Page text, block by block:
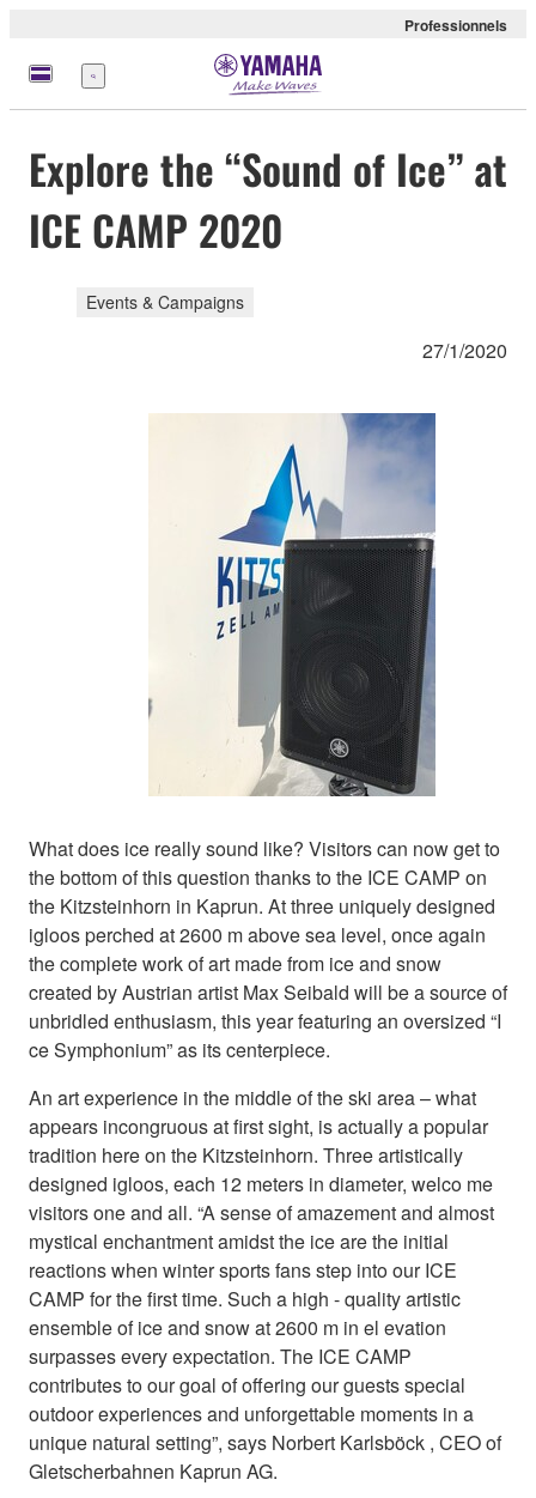
Professionnels
Menu
Explore the “Sound of Ice” at
ICE CAMP 2020
Events & Campaigns
27/1/2020
What does ice really sound like? Visitors can now get to
the bottom of this question thanks to the ICE CAMP on
the Kitzsteinhorn in Kaprun. At three uniquely designed
igloos perched at 2600 m above sea level, once again
the complete work of art made from ice and snow
created by Austrian artist Max Seibald will be a source of
unbridled enthusiasm, this year featuring an oversized “I
ce Symphonium” as its centerpiece.
An art experience in the middle of the ski area – what
appears incongruous at first sight, is actually a popular
tradition here on the Kitzsteinhorn. Three artistically
designed igloos, each 12 meters in diameter, welco me
visitors one and all. “A sense of amazement and almost
mystical enchantment amidst the ice are the initial
reactions when winter sports fans step into our ICE
CAMP for the first time. Such a high - quality artistic
ensemble of ice and snow at 2600 m in el evation
surpasses every expectation. The ICE CAMP
contributes to our goal of offering our guests special
outdoor experiences and unforgettable moments in a
unique natural setting”, says Norbert Karlsböck , CEO of
Gletscherbahnen Kaprun AG.